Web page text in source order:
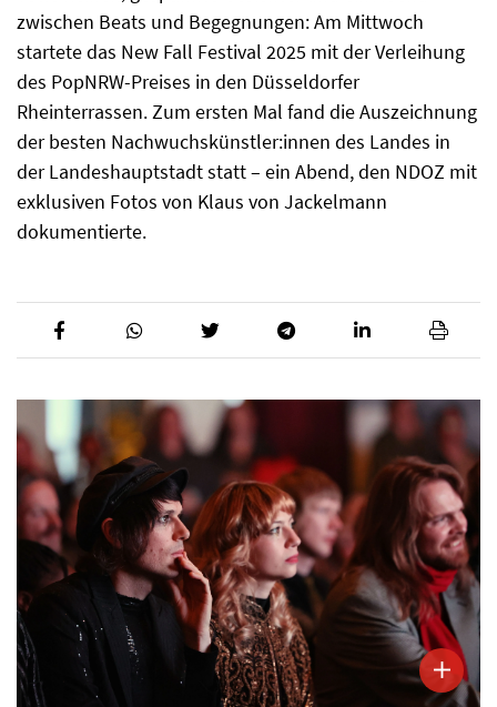
zwischen Beats und Begegnungen: Am Mittwoch
startete das New Fall Festival 2025 mit der Verleihung
des PopNRW-Preises in den Düsseldorfer
Rheinterrassen. Zum ersten Mal fand die Auszeichnung
der besten Nachwuchskünstler:innen des Landes in
der Landeshauptstadt statt – ein Abend, den NDOZ mit
exklusiven Fotos von Klaus von Jackelmann
dokumentierte.